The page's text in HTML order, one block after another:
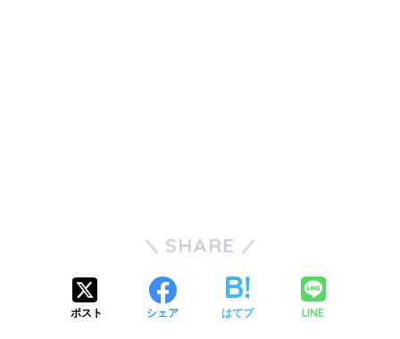
SHARE
ポスト シェア はてブ LINE